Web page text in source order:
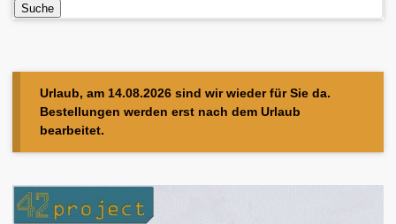
Suche
Urlaub, am 14.08.2026 sind wir wieder für Sie da.
Bestellungen werden erst nach dem Urlaub
bearbeitet.